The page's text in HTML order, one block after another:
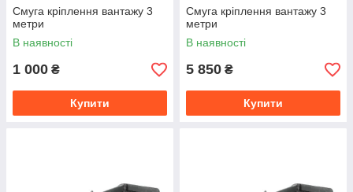
Смуга кріплення вантажу 3
метри
В наявності
1 000 ₴
Купити
Смуга кріплення вантажу 3
метри
В наявності
5 850 ₴
Купити